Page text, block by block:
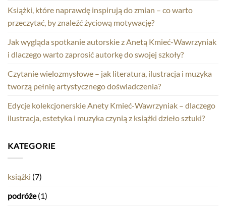
Książki, które naprawdę inspirują do zmian – co warto
przeczytać, by znaleźć życiową motywację?
Jak wygląda spotkanie autorskie z Anetą Kmieć-Wawrzyniak
i dlaczego warto zaprosić autorkę do swojej szkoły?
Czytanie wielozmysłowe – jak literatura, ilustracja i muzyka
tworzą pełnię artystycznego doświadczenia?
Edycje kolekcjonerskie Anety Kmieć-Wawrzyniak – dlaczego
ilustracja, estetyka i muzyka czynią z książki dzieło sztuki?
KATEGORIE
książki (7)
podróże(1)